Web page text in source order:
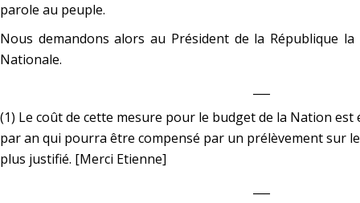
parole au peuple.
Nous demandons alors au Président de la République la
Nationale.
(1) Le coût de cette mesure pour le budget de la Nation est
par an qui pourra être compensé par un prélèvement sur
plus justifié. [Merci Etienne]